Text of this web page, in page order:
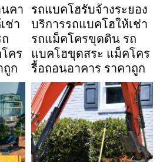
คา
ช่า
คร
ถูก
รถแบคโฮรับจ้างระยอง
บริการรถแบคโฮให้เช่า
รถแม็คโครขุดดิน รถ
แบคโฮขุดสระ แม็คโคร
รื้อถอนอาคาร ราคาถูก